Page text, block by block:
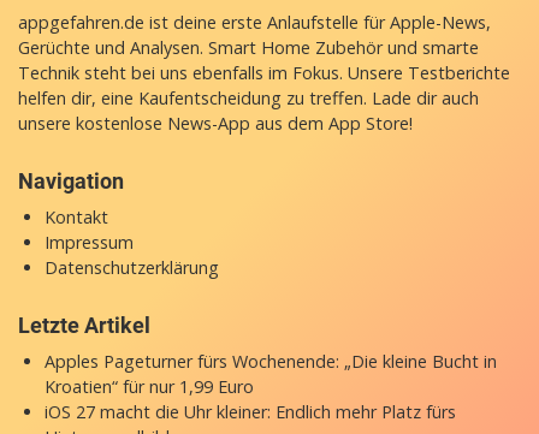
appgefahren.de ist deine erste Anlaufstelle für Apple-News,
Gerüchte und Analysen. Smart Home Zubehör und smarte
Technik steht bei uns ebenfalls im Fokus. Unsere Testberichte
helfen dir, eine Kaufentscheidung zu treffen. Lade dir auch
unsere kostenlose News-App aus dem App Store!
Navigation
Kontakt
Impressum
Datenschutzerklärung
Letzte Artikel
Apples Pageturner fürs Wochenende: „Die kleine Bucht in
Kroatien“ für nur 1,99 Euro
iOS 27 macht die Uhr kleiner: Endlich mehr Platz fürs